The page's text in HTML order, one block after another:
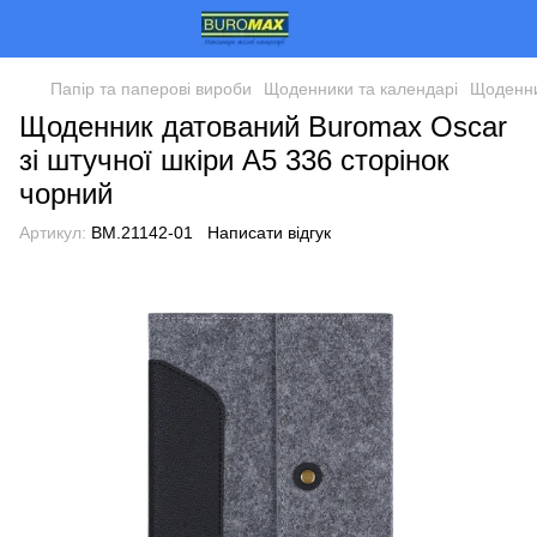
Папір та паперові вироби Щоденники та календарі
Щоденник датований Buromax Oscar
зі штучної шкіри А5 336 сторінок
чорний
Артикул: BM.21142-01 Написати відгук